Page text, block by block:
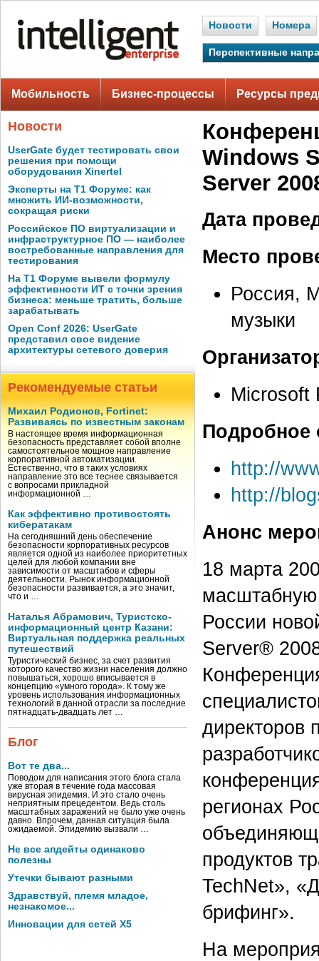
Новости Номера
Перспективные
Мобильность Бизнес-процессы Ресурсы
Новости
UserGate будет тестировать свои
решения при помощи
оборудования Xinertel
Эксперты на Т1 Форуме: как
множить ИИ-возможности,
сокращая риски
Российское ПО виртуализации и
инфраструктурное ПО — наиболее
востребованные направления для
тестирования
На Т1 Форуме вывели формулу
эффективности ИТ с точки зрения
бизнеса: меньше тратить, больше
зарабатывать
Open Conf 2026: UserGate
представил свое видение
архитектуры сетевого доверия
Рекомендуемые статьи
Михаил Родионов, Fortinet:
Развиваясь по известным законам
В настоящее время информационная
безопасность представляет собой вполне
самостоятельное мощное направление
корпоративной автоматизации.
Естественно, что в таких условиях
направление это все теснее связывается
с вопросами прикладной
информационной …
Как эффективно противостоять
кибератакам
На сегодняшний день обеспечение
безопасности корпоративных ресурсов
является одной из наиболее приоритетных
целей для любой компании вне
зависимости от масштабов и сферы
деятельности. Рынок информационной
безопасности развивается, а это значит,
что и …
Наталья Абрамович, Туристско-
информационный центр Казани:
Виртуальная поддержка реальных
путешествий
Туристический бизнес, за счет развития
которого качество жизни населения должно
повышаться, хорошо вписывается в
концепцию «умного города». К тому же
уровень использования информационных
технологий в данной отрасли за последние
пятнадцать-двадцать лет …
Блог
Вот те два...
Поводом для написания этого блога стала
уже вторая в течение года массовая
вирусная эпидемия. И это стало очень
неприятным прецедентом. Ведь столь
масштабных заражений не было уже очень
давно. Впрочем, данная ситуация была
ожидаемой. Эпидемию вызвали …
Не все апдейты одинаково
полезны
Утечки бывают разными
Здравствуй, племя младое,
незнакомое...
Инновации для сетей X5
Windows
Server
Дата
Место
Россия,
музыки
Microsoft
Подробное
http://
http://
Анонс
18 марта
России
Server®
директоров
регионах
продуктов
TechNet»,
брифинг».
На